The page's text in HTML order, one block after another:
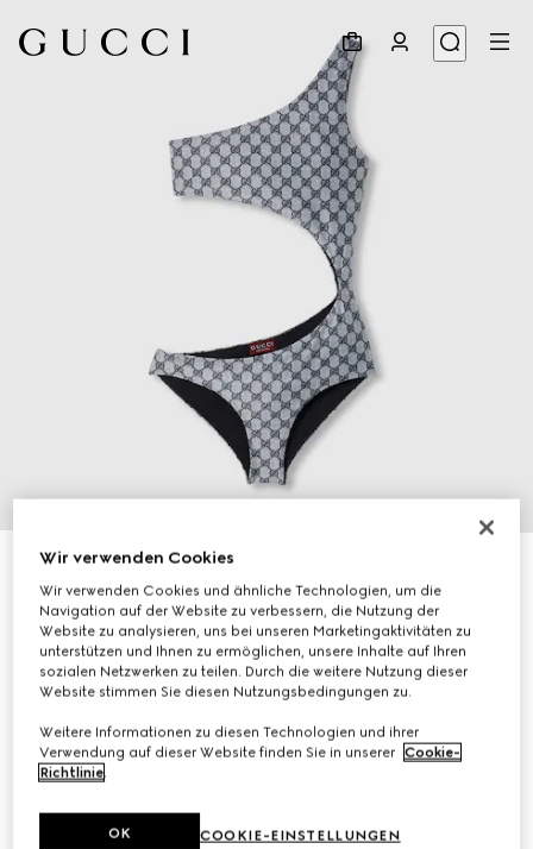
Badeanzug aus GG Stretch-Jersey
€ 570
Variantenblau und weiß
Wir verwenden Cookies
Wir verwenden Cookies und ähnliche Technologien, um die
Navigation auf der Website zu verbessern, die Nutzung der
Website zu analysieren, uns bei unseren Marketingaktivitäten zu
unterstützen und Ihnen zu ermöglichen, unsere Inhalte auf Ihren
sozialen Netzwerken zu teilen. Durch die weitere Nutzung dieser
Website stimmen Sie diesen Nutzungsbedingungen zu.
Weitere Informationen zu diesen Technologien und ihrer
Verwendung auf dieser Website finden Sie in unserer Cookie-
Richtlinie.
COOKIE-EINSTELLUNGEN
OK